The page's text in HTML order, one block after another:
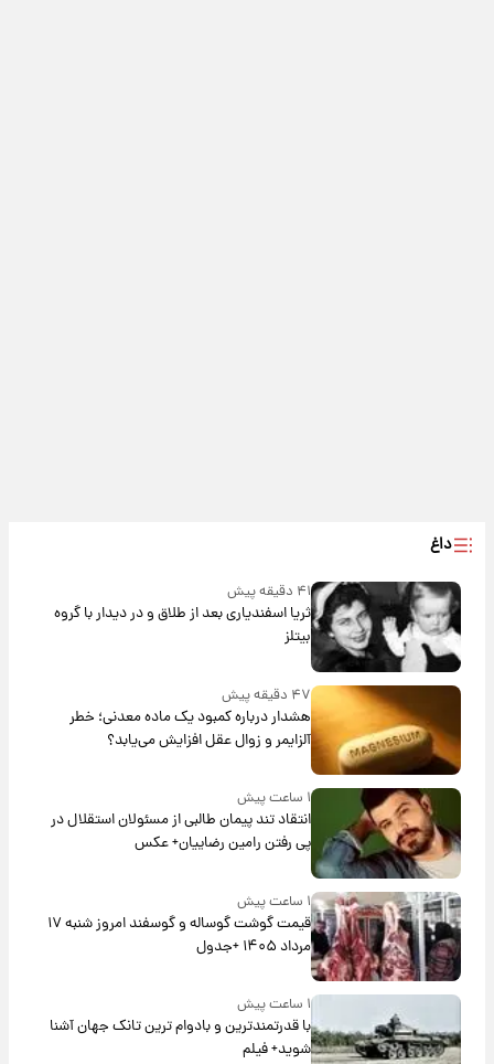
داغ
۴۱ دقیقه پیش
ثریا اسفندیاری بعد از طلاق و در دیدار با گروه
بیتلز
۴۷ دقیقه پیش
هشدار درباره کمبود یک ماده معدنی؛ خطر
آلزایمر و زوال عقل افزایش می‌یابد؟
۱ ساعت پیش
انتقاد تند پیمان طالبی از مسئولان استقلال در
پی رفتن رامین رضاییان+ عکس
۱ ساعت پیش
قیمت گوشت گوساله و گوسفند امروز شنبه ۱۷
مرداد ۱۴۰۵ +جدول
۱ ساعت پیش
با قدرتمندترین و بادوام ترین تانک جهان آشنا
شوید+ فیلم